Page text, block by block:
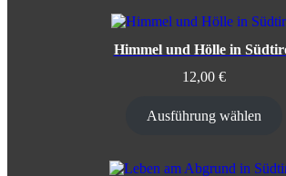
Himmel und Hölle in
12,00 €
Ausführung wählen